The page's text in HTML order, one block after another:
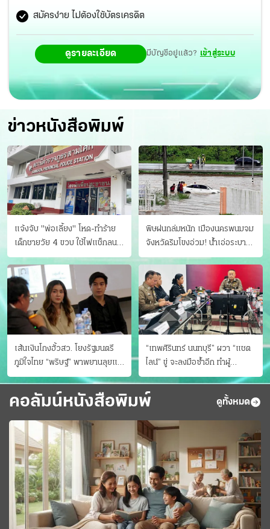
สมัครง่าย ไม่ต้องใช้บัตรเครดิต
ดูรายละเอียด มีบัญชีอยู่แล้ว? เข้าสู่ระบบ
ข่าวหนังสือพิมพ์
แจ้งจับ "พ่อเลี้ยง" โหด-ทําร้าย
เด็กชายวัย 4 ขวบ ใช้ไฟแช็กลน
บาดเจ็บ
พิษฝนถล่มหนัก เมืองนครพนมจม
จังหวัดริมโขงอ่วม! นํ้าเอ่อระบาย
ไม่ทัน แม่ปิงทะลักล้น
เส้นเงินโกงฮั้วสว. โยงรัฐมนตรี
ภูมิใจไทย “พริษฐ์” พาพยานลุยแฉ
มีโอนให้คนกกต.ด้วย
“เทพศิรินทร์ นนทบุรี” ผวา “แชต
ไลน์” ขู่ จะลงมือซ้ำอีก ทําผู้
ปกครองแตกตื่นแจ้งตำรวจ
คอลัมน์หนังสือพิมพ์ ดูทั้งหมด